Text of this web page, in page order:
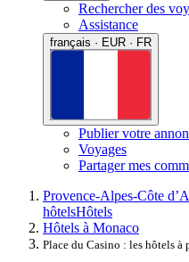
Rechercher des
Assistance
français · EUR · FR
Publier votre
Voyages
Partager mes
Provence-Alpes-Côte
hôtelsHôtels
Hôtels à Monaco
Place du Casino : les hôtels à